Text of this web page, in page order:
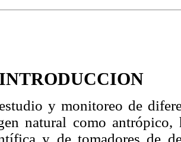
y monitoreo de
natural como
y de tomadores de